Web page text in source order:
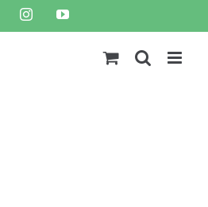
FacebookInstagramYouTube